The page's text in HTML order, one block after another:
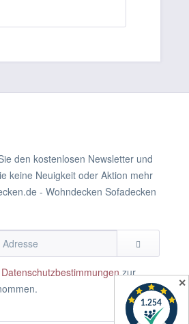
✕
den kostenlosen Newsletter und
keine Neuigkeit oder Aktion mehr
- Wohndecken Sofadecken
Datenschutzbestimmungenzur